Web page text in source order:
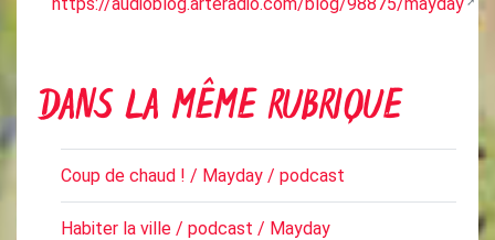
DANS LA MÊME RUBRIQUE
Coup de chaud ! / Mayday / podcast
Habiter la ville / podcast / Mayday